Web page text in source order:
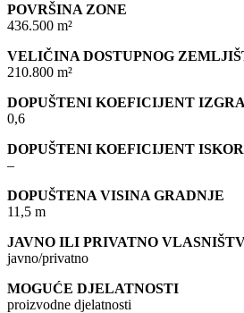
POVRŠINA ZONE
436.500 m²
VELIČINA DOSTUPNOG
210.800 m²
DOPUŠTENI KOEFICIJENT
0,6
DOPUŠTENI KOEFICIJENT
–
DOPUŠTENA VISINA GRADNJE
11,5 m
JAVNO ILI PRIVATNO
javno/privatno
MOGUĆE DJELATNOSTI
proizvodne djelatnosti